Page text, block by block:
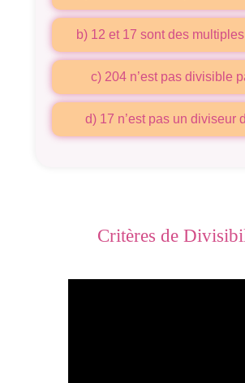
b) 12 et 17 sont des
c) 204 n’est pas divisible
d) 17 n’est pas un diviseur
Critères de